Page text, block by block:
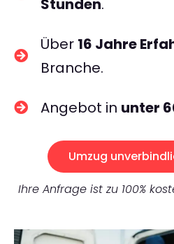
Stunden.
Über 16 Jahre
Branche.
Angebot in unter
Umzug
Ihre Anfrage ist zu 100%